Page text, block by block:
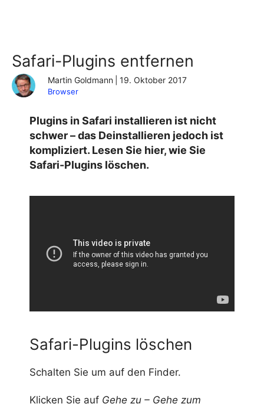
Safari-Plugins entfernen
Martin Goldmann 19. Oktober 2017
Browser
Plugins in Safari installieren ist nicht
schwer – das Deinstallieren jedoch ist
kompliziert. Lesen Sie hier, wie Sie
Safari-Plugins löschen.
Safari-Plugins löschen
Schalten Sie um auf den Finder.
Klicken Sie auf Gehe zu – Gehe zum